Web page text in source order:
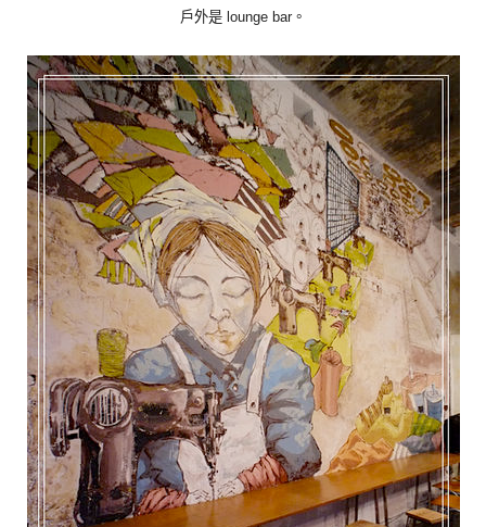
戶外是 lounge bar。